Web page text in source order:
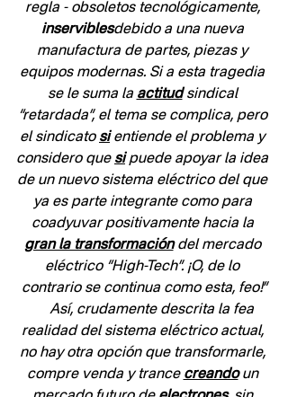
regla - obsoletos tecnológicamente,
inserviblesdebido a una nueva
manufactura de partes, piezas y
equipos modernas. Si a esta tragedia
se le suma la actitud sindical
“retardada”, el tema se complica, pero
el sindicato si entiende el problema y
considero que si puede apoyar la idea
de un nuevo sistema eléctrico del que
ya es parte integrante como para
coadyuvar positivamente hacia la
gran la transformación del mercado
eléctrico “High-Tech”. ¡O, de lo
contrario se continua como esta, feo!”
Así, crudamente descrita la fea
realidad del sistema eléctrico actual,
no hay otra opción que transformarle,
compre venda y trance creando un